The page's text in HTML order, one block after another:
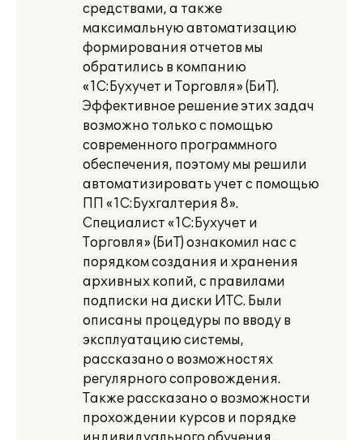
средствами, а также
максимальную автоматизацию
формирования отчетов мы
обратились в компанию
«1С:Бухучет и Торговля» (БиТ).
Эффективное решение этих задач
возможно только с помощью
современного программного
обеспечения, поэтому мы решили
автоматизировать учет с помощью
ПП «1С:Бухгалтерия 8».
Специалист «1С:Бухучет и
Торговля» (БиТ) ознакомил нас с
порядком создания и хранения
архивных копий, с правилами
подписки на диски ИТС. Были
описаны процедуры по вводу в
эксплуатацию системы,
рассказано о возможностях
регулярного сопровождения.
Также рассказано о возможности
прохождении курсов и порядке